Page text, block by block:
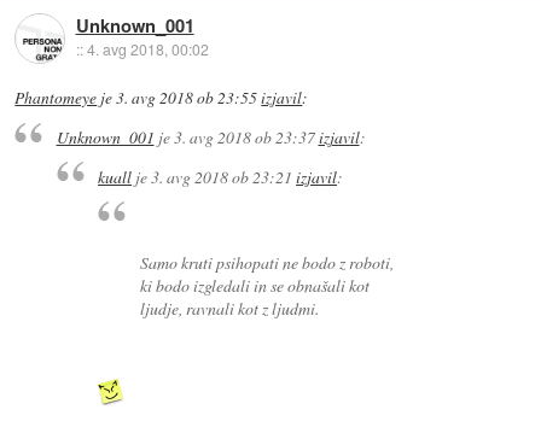
Unknown_001
::4. avg 2018, 00:02
Phantomeye je3. avg 2018 ob 23:55izjavil:
Unknown_001 je3. avg 2018 ob 23:37izjavil:
kuall je3. avg 2018 ob 23:21 izjavil:
Samo kruti psihopati ne bodo z roboti,
ki bodo izgledali in se obnašali kot
ljudje, ravnali kot z ljudmi.